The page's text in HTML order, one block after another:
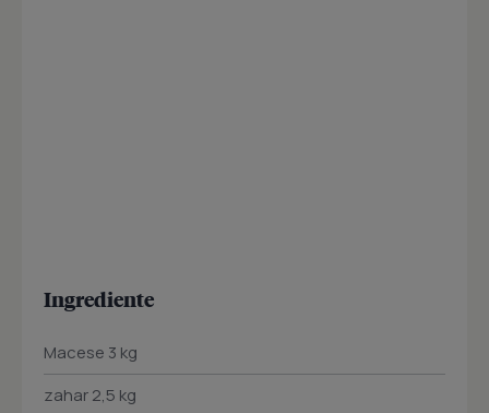
Ingrediente
Macese 3 kg
zahar 2,5 kg